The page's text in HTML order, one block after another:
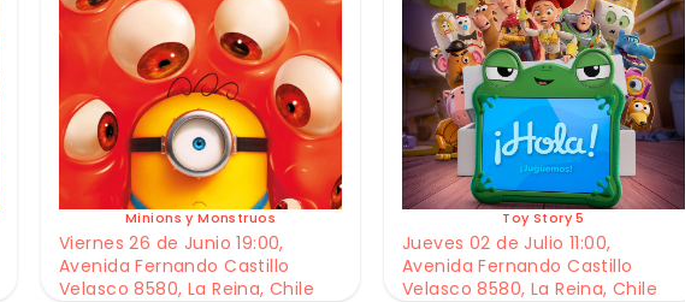
Minions y Monstruos
Viernes 26 de Junio 19:00,
Avenida Fernando Castillo
Velasco 8580, La Reina, Chile
Toy Story 5
Jueves 02 de Julio 11:00,
Avenida Fernando Castillo
Velasco 8580, La Reina, Chile